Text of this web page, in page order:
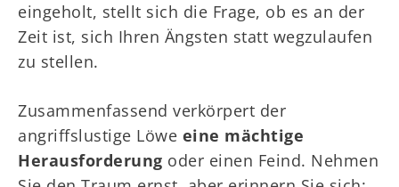
eingeholt, stellt sich die Frage, ob es an der
Zeit ist, sich Ihren Ängsten statt wegzulaufen
zu stellen.
Zusammenfassend verkörpert der
angriffslustige Löwe eine mächtige
Herausforderung oder einen Feind. Nehmen